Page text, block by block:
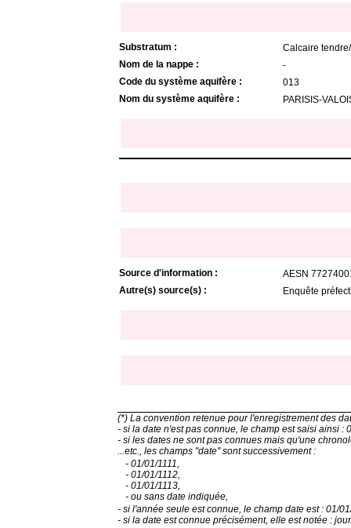
Substratum :
Calcaire
Nom de la nappe :
-
Code du système aquifère :
013
Nom du système aquifère :
PARISIS-
Source d'information :
AESN
Autre(s) source(s) :
Enquête
(*) La convention retenue pour l'enregistrement des
- si la date n'est pas connue, le champ est saisi ainsi :
- si les dates ne sont pas connues mais qu'une
...etc., les champs "date" sont successivement :
- 01/01/1111,
- 01/01/1112,
- 01/01/1113,
- ou sans date indiquée,
- si l'année seule est connue, le champ date est : 01/
- si la date est connue précisément, elle est notée :